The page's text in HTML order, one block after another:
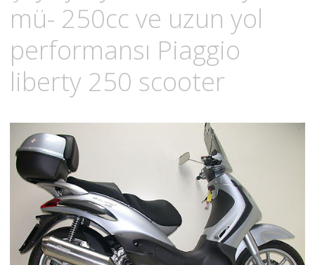
mü- 250cc ve uzun yol
performansı Piaggio
liberty 250 scooter